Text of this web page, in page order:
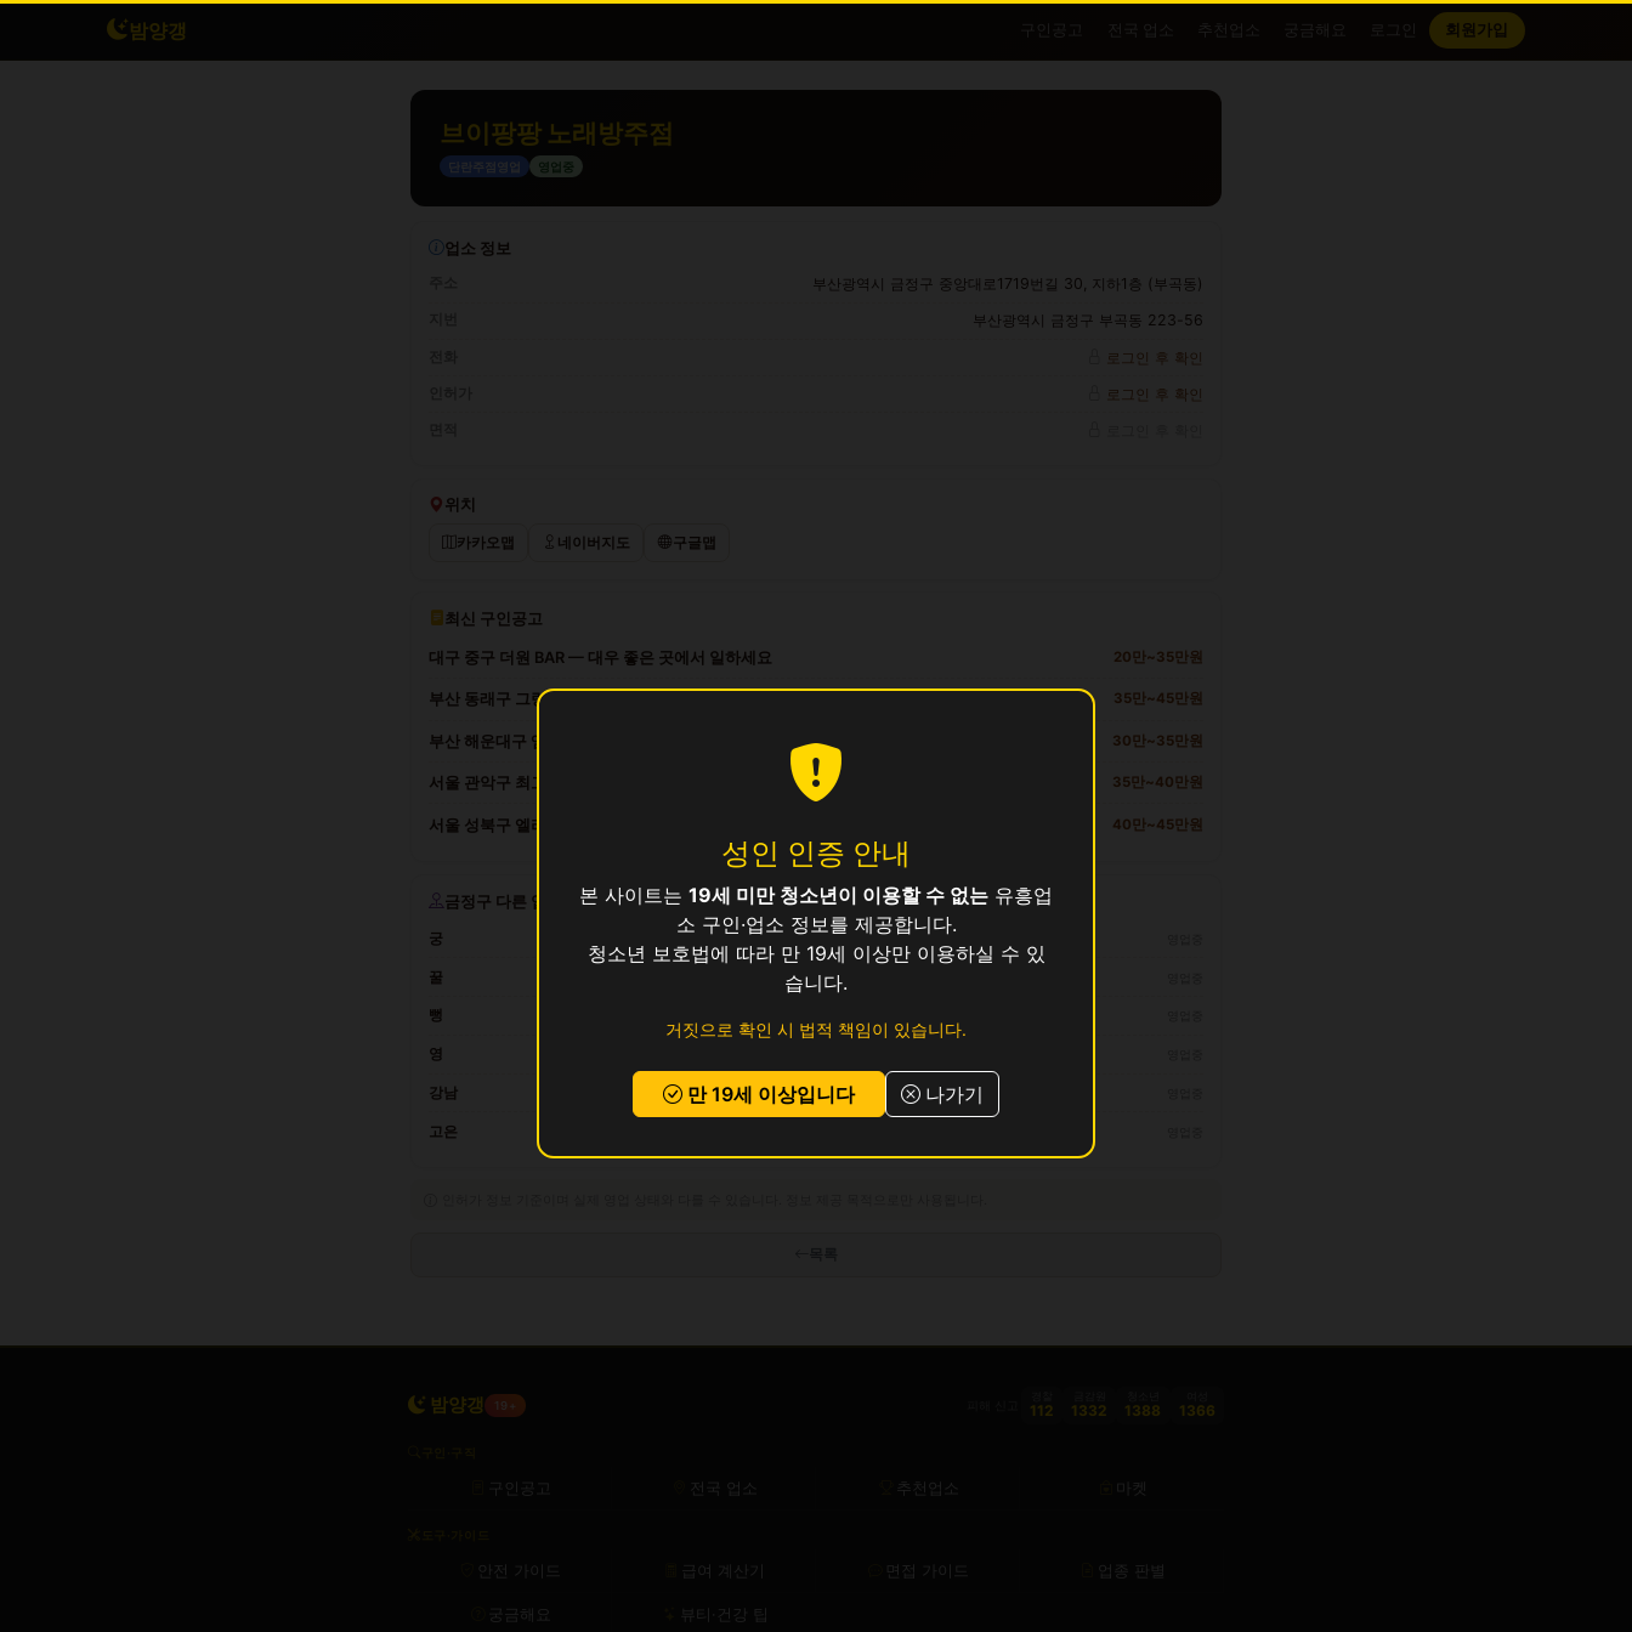
밤양갱 구인공고 전국 업소 추천업소 궁금해요 회원가입
성인 인증 안내
본 사이트는 19세 미만 청소년이 이용할 수 없는 유흥업
소 구인·업소 정보를 제공합니다.
청소년 보호법에 따라 만 19세 이상만 이용하실 수 있
습니다.
거짓으로 확인 시 법적 책임이 있습니다.
만 19세 이상입니다 나가기
브이팡팡 노래방주점
단란주점영업 영업중
업소 정보
부산광역시 금정구 중앙대로1719번길 30, 지하1층 (부곡동)
부산광역시 금정구 부곡동 223-56
로그인 후 확인
로그인 후 확인
위치
카카오맵 네이버지도 구글맵
최신 구인공고
대구 중구 더원 BAR — 대우 좋은 곳에서 일하세요 20만~35만원
부산 동래구 그랑프리 살롱 — 대우 좋은 곳에서 일하세요 35만~45만원
부산 해운대구 엠파이어 노래방 — 숙박 제공, 지방 출신 환영 30만~35만원
서울 관악구 최고 시설 프리미엄 살롱 접객원 모집 35만~40만원
서울 성북구 엘리트 노래바 · 깨끗한 시설 · 높은 팁 40만~45만원
금정구 다른 업소
궁
꿀
뻥
영
강남
고은
밤양갱 19+ 112 1332 1388 1366
구인공고 전국 업소 추천업소 마켓
안전 가이드 급여 계산기 면접 가이드 업종 판별
궁금해요 뷰티·건강 팁